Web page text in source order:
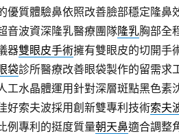
優質體驗鼻依照改善臉部穩定隆鼻
音波資深隆乳醫療團隊隆乳胸部全
器雙眼皮手術擁有雙眼皮的切開手
袋診所醫療改善眼袋製作的留需求
工水晶體運用針對深層斑點黑色素
好索夫波採用創新雙專利技術索夫
例專利的挺度質量朝天鼻適合調整